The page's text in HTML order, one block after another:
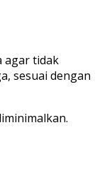
agar tidak
sesuai dengan